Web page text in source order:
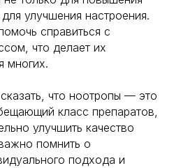
улучшения настроения.
справиться с
что делает их
многих.
что ноотропы — это
класс препаратов,
улучшить качество
помнить о
подхода и
сном